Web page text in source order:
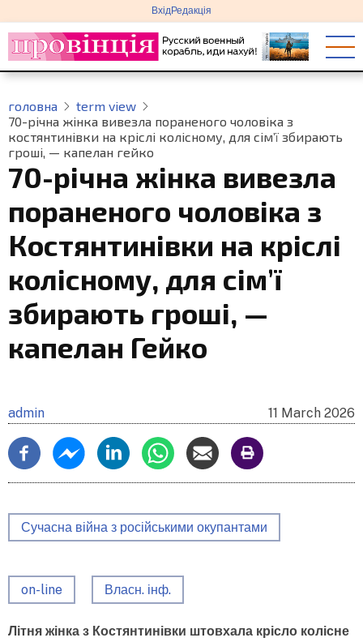
до
основного
вмісту
меню
облікового
запису
користувача
ВхідРедакція
головна
term view
70-річна жінка вивезла пораненого чоловіка з
костянтинівки на кріслі колісному, для сім’ї збирають
гроші, — капелан гейко
70-річна жінка вивезла
пораненого чоловіка з
Костянтинівки на кріслі
колісному, для сім’ї
збирають гроші, —
капелан Гейко
admin 11 March 2026
Сучасна війна з російськими окупантами
on-line Власн. інф.
Літня жінка з Костянтинівки штовхала крісло колісне